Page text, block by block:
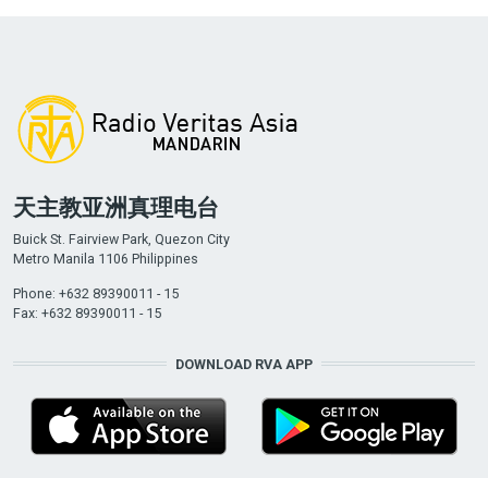
天主教亚洲真理电台
Buick St. Fairview Park, Quezon City
Metro Manila 1106 Philippines
Phone: +632 89390011 - 15
Fax: +632 89390011 - 15
DOWNLOAD RVA APP